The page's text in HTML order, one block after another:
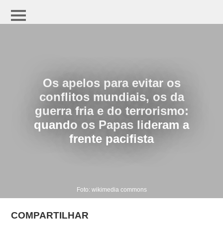
Os apelos para evitar os
conflitos mundiais, os da
guerra fria e do terrorismo:
quando os Papas lideram a
frente pacifista
Foto: wikimedia commons
COMPARTILHAR